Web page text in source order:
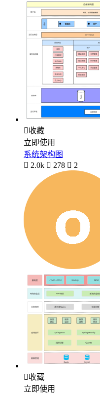
收藏
立即使用
系统架构图
 2.0k  278  2
收藏
立即使用